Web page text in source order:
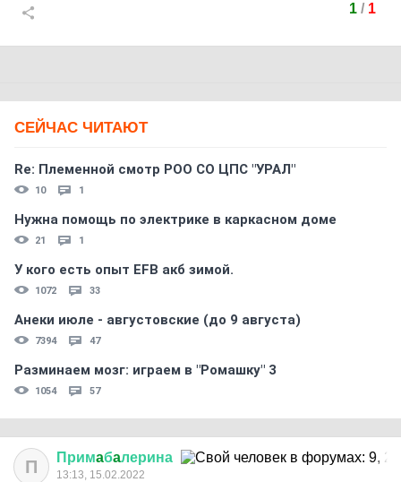
1/ 1
СЕЙЧАС ЧИТАЮТ
Re: Племеннoй смoтр РOO CO ЦПС "УРАЛ"
10 1
Нужна помощь по электрике в каркасном доме
21 1
У кого есть опыт EFB акб зимой.
1072 33
Анеки июле - августовские (до 9 августа)
7394 47
Разминаем мозг: играем в "Ромашку" 3
1054 57
П Примaбaлерина
13:13, 15.02.2022